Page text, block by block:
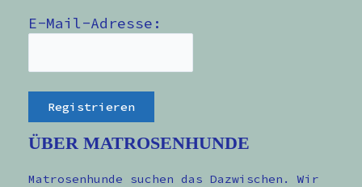
E-Mail-Adresse:
ÜBER MATROSENHUNDE
Matrosenhunde suchen das Dazwischen. Wir